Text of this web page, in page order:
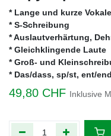
* Lange und kurze Vokale
* S-Schreibung
* Auslautverhärtung,
* Gleichklingende Laute
* Groß- und
* Das/dass, sp/st, ent/
49,80 CHF Inklusive